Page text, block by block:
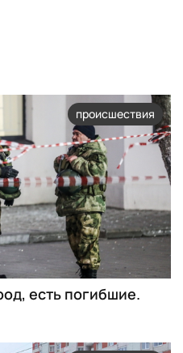
происшествия
есть погибшие.